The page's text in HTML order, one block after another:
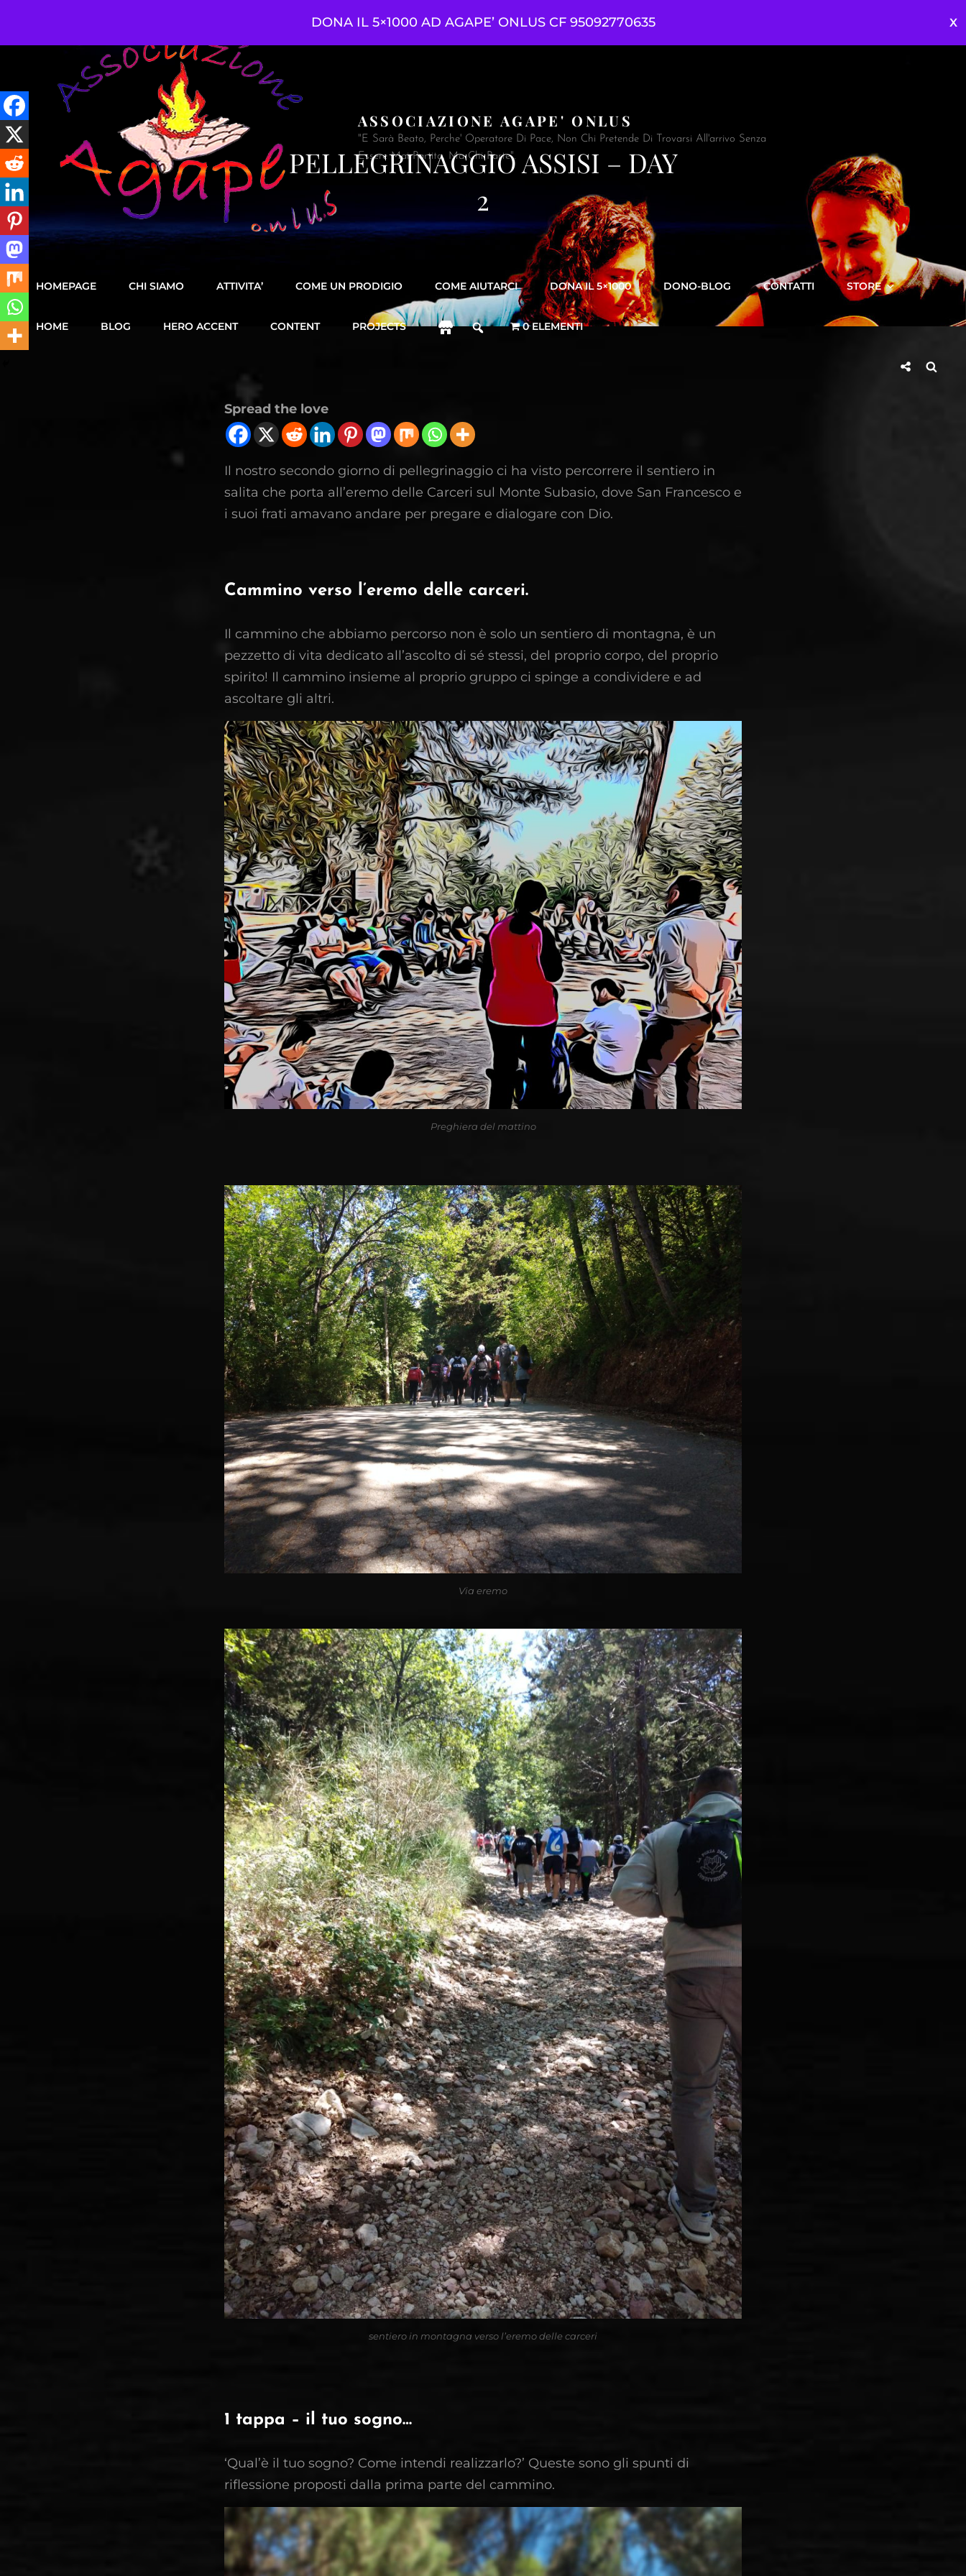
DONA IL 5×1000 AD AGAPE’ ONLUS CF 95092770635
ASSOCIAZIONE AGAPE' ONLUS
"E Sarà Beato, Perche' Operatore Di Pace, Non Chi Pretende Di Trovarsi All'arrivo Senza
Essere Mai Partito, Ma Chi Parte".
HOMEPAGE CHI SIAMO ATTIVITA’ COME UN PRODIGIO COME AIUTARCI DONA IL 5×1000 DONO-BLOG CONTATTI STORE
HOME BLOG HERO ACCENT CONTENT PROJECTS 0 ELEMENTI
Social
PELLEGRINAGGIO ASSISI – DAY
2
Spread the love
Il nostro secondo giorno di pellegrinaggio ci ha visto percorrere il sentiero in
salita che porta all’eremo delle Carceri sul Monte Subasio, dove San Francesco e
i suoi frati amavano andare per pregare e dialogare con Dio.
Cammino verso l’eremo delle carceri.
Il cammino che abbiamo percorso non è solo un sentiero di montagna, è un
pezzetto di vita dedicato all’ascolto di sé stessi, del proprio corpo, del proprio
spirito! Il cammino insieme al proprio gruppo ci spinge a condividere e ad
ascoltare gli altri.
Preghiera del mattino
Via eremo
sentiero in montagna verso l’eremo delle carceri
1 tappa – il tuo sogno…
‘Qual’è il tuo sogno? Come intendi realizzarlo?’ Queste sono gli spunti di
riflessione proposti dalla prima parte del cammino.